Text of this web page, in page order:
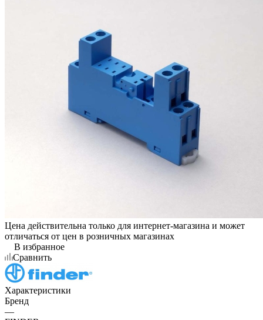
Цена действительна только для интернет-магазина и может
отличаться от цен в розничных магазинах
В избранное
Сравнить
Характеристики
Бренд
—